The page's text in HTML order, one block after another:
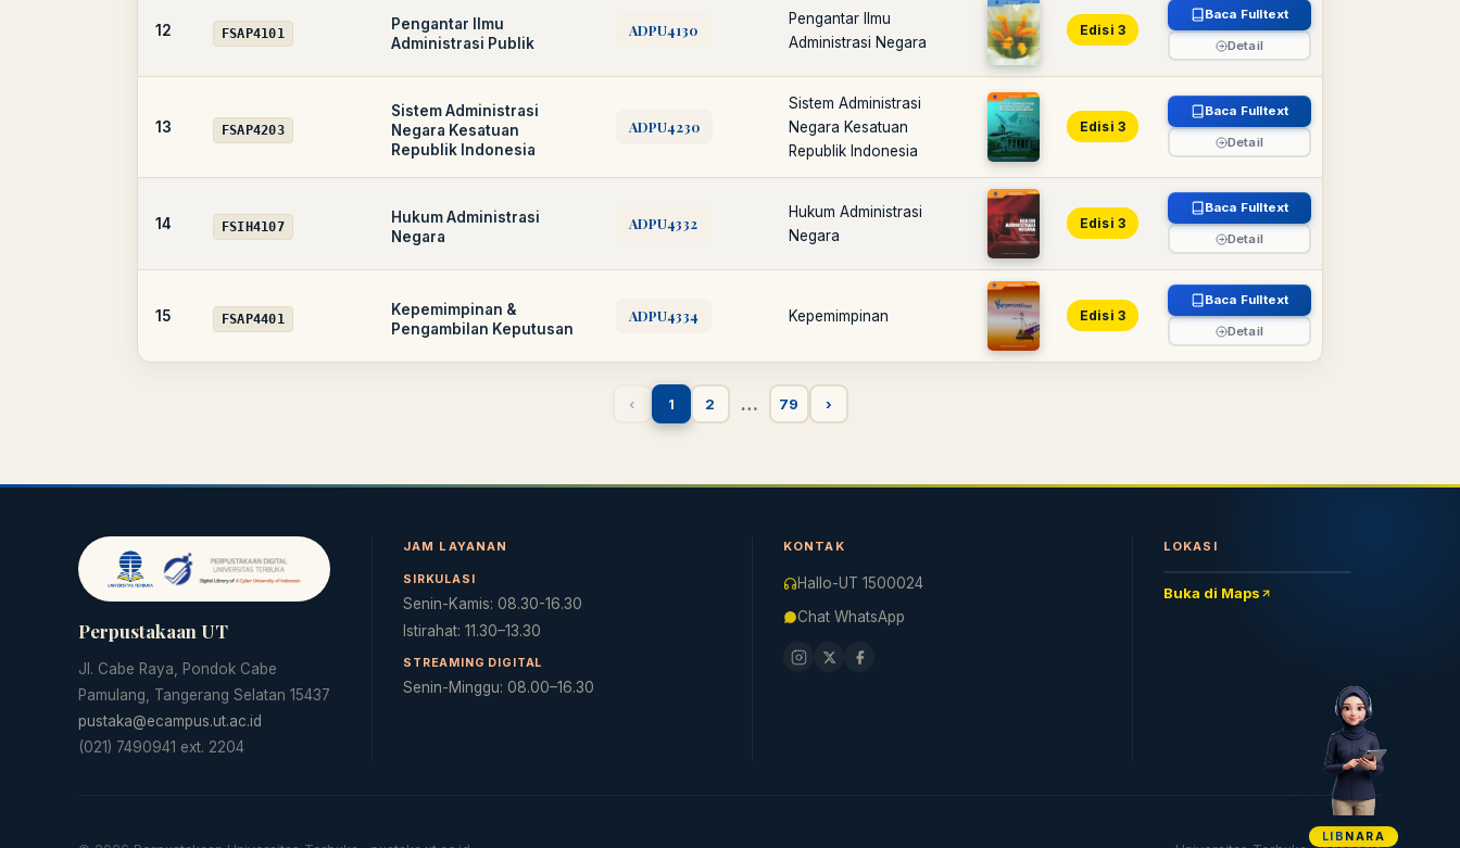
12 FSAP4101
Pengantar Ilmu
Administrasi Publik
ADPU4130
Pengantar Ilmu
Administrasi Negara
Edisi 3
Baca Fulltext
Detail
13 FSAP4203
Sistem Administrasi
Negara Kesatuan
Republik Indonesia
ADPU4230
Sistem Administrasi
Negara Kesatuan
Republik Indonesia
Edisi 3
Baca Fulltext
Detail
14 FSIH4107
Hukum Administrasi
Negara
ADPU4332
Hukum Administrasi
Negara
Edisi 3
Baca Fulltext
Detail
15 FSAP4401
Kepemimpinan &
Pengambilan Keputusan
ADPU4334 Kepemimpinan Edisi 3
Baca Fulltext
Detail
‹ 1 2 … 79 ›
Perpustakaan UT
Jl. Cabe Raya, Pondok Cabe
Pamulang, Tangerang Selatan 15437
pustaka@ecampus.ut.ac.id
(021) 7490941 ext. 2204
JAM LAYANAN
SIRKULASI
Senin-Kamis: 08.30-16.30
Istirahat: 11.30–13.30
STREAMING DIGITAL
Senin-Minggu: 08.00–16.30
KONTAK
Hallo-UT 1500024
Chat WhatsApp
LOKASI
Buka di Maps
LIB NARA